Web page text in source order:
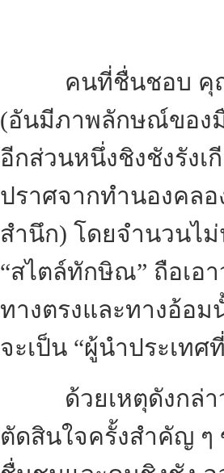
คนที่ชื่นชอบ คุณทั
(อันมีภาพลักษณ์ของ
อีกส่วนหนึ่งชิงชังรัง
ปราศจากทำนองคล
สำนึก) โดยจำนวนไ
“สไตล์ทักษิณ” ถือเอ
ทางตรงและทางอ้อม
จะเป็น “ผู้นำประเทศ
ด้วยเหตุดังกล่าว
ตัดสินใจครั้งสำคัญ